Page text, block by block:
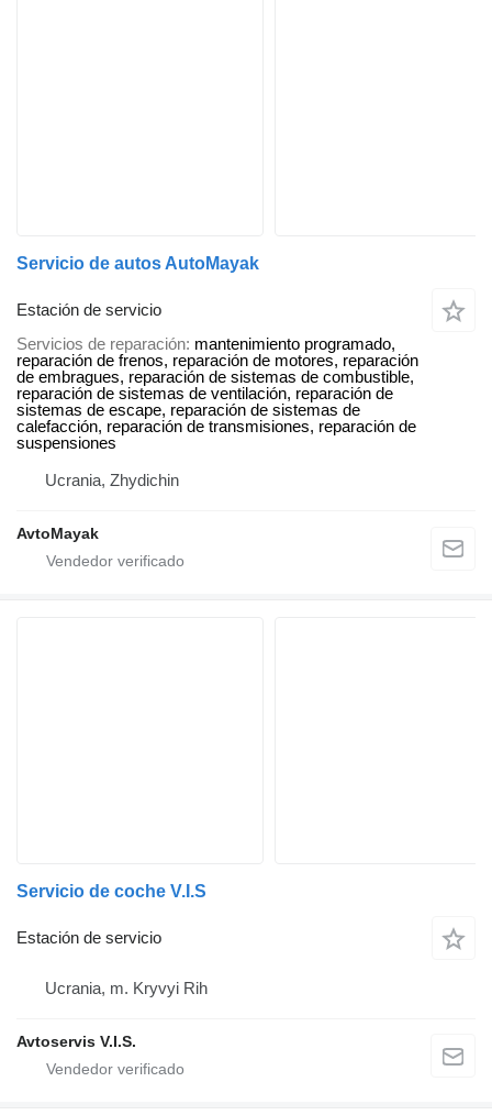
Servicio de autos AutoMayak
Estación de servicio
Servicios de reparación mantenimiento programado,
reparación de frenos, reparación de motores, reparación
de embragues, reparación de sistemas de combustible,
reparación de sistemas de ventilación, reparación de
sistemas de escape, reparación de sistemas de
calefacción, reparación de transmisiones, reparación de
suspensiones
Ucrania, Zhydichin
AvtoMayak
Servicio de coche V.I.S
Estación de servicio
Ucrania, m. Kryvyi Rih
Avtoservis V.I.S.